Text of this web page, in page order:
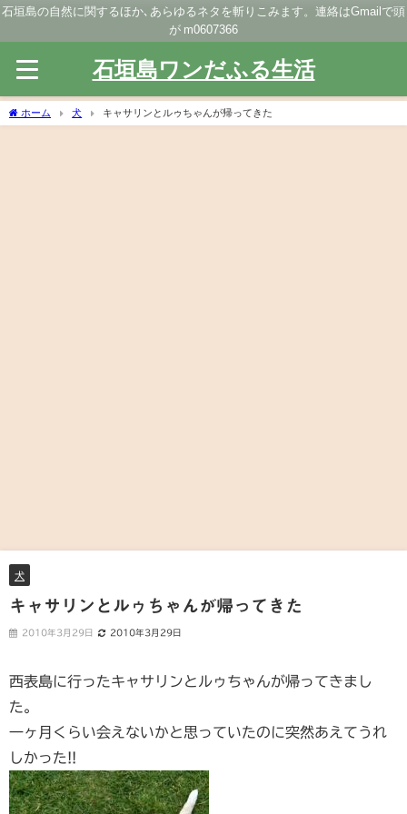
石垣島の自然に関するほか､あらゆるネタを斬りこみます。連絡はGmailで頭
が m0607366
石垣島ワンだふる生活
ホーム 犬 キャサリンとルゥちゃんが帰ってきた
犬
キャサリンとルゥちゃんが帰ってきた
2010年3月29日 2010年3月29日
西表島に行ったキャサリンとルゥちゃんが帰ってきまし
た。
一ヶ月くらい会えないかと思っていたのに突然あえてうれ
しかった!!